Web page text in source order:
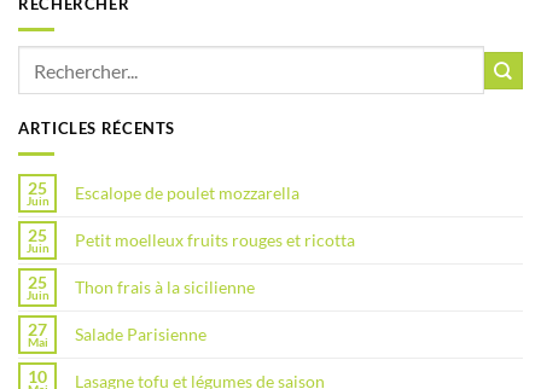
RECHERCHER
ARTICLES RÉCENTS
25
Juin Escalope de poulet mozzarella
25
Juin Petit moelleux fruits rouges et ricotta
25
Juin Thon frais à la sicilienne
27
Mai Salade Parisienne
10 Lasagne tofu et légumes de saison